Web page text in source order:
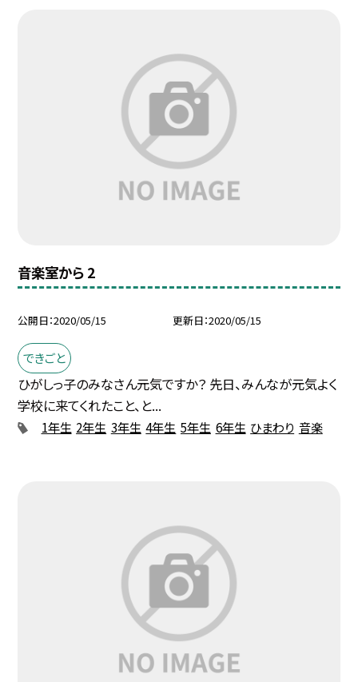
音楽室から 2
公開日 2020/05/15 更新日 2020/05/15
できごと
ひがしっ子のみなさん元気ですか？ 先日、みんなが元気よく
学校に来てくれたこと、と...
1年生 2年生 3年生 4年生 5年生 6年生 ひまわり 音楽